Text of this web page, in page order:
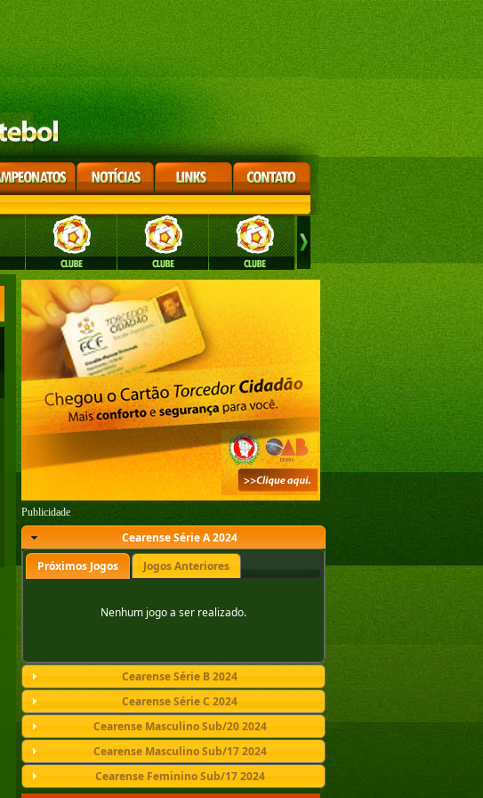
Publicidade
Cearense Série A 2024
Próximos Jogos
Jogos Anteriores
Nenhum jogo a ser realizado.
Cearense Série B 2024
Cearense Série C 2024
Cearense Masculino Sub/20 2024
Cearense Masculino Sub/17 2024
Cearense Feminino Sub/17 2024